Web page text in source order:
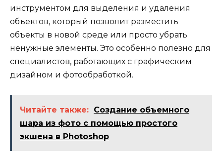
инструментом для выделения и удаления
объектов, который позволит разместить
объекты в новой среде или просто убрать
ненужные элементы. Это особенно полезно для
специалистов, работающих с графическим
дизайном и фотообработкой.
Читайте также: Создание объемного
шара из фото с помощью простого
экшена в Photoshop